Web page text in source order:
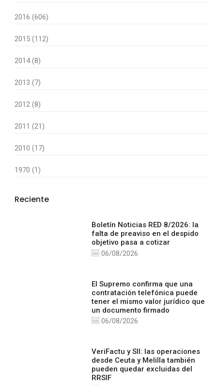
2016 (606)
2015 (112)
2014 (8)
2013 (7)
2012 (8)
2011 (21)
2010 (17)
1970 (1)
Reciente
Boletín Noticias RED 8/2026: la
falta de preaviso en el despido
objetivo pasa a cotizar
06/08/2026
El Supremo confirma que una
contratación telefónica puede
tener el mismo valor jurídico que
un documento firmado
06/08/2026
VeriFactu y SII: las operaciones
desde Ceuta y Melilla también
pueden quedar excluidas del
RRSIF